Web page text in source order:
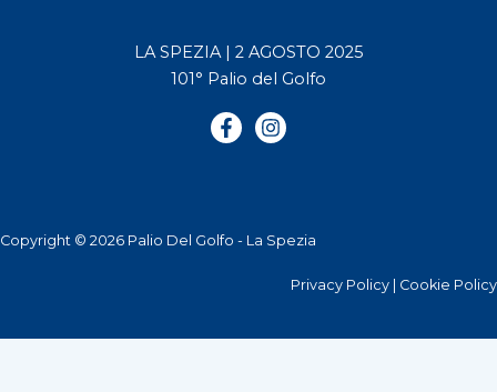
LA SPEZIA | 2 AGOSTO 2025
101° Palio del Golfo
Copyright © 2026 Palio Del Golfo - La Spezia
Privacy Policy Cookie Policy